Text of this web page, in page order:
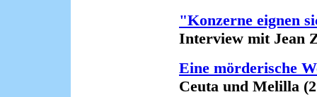
"Konzerne eignen
Interview mit Jean
Eine mörderische
Ceuta und Melilla